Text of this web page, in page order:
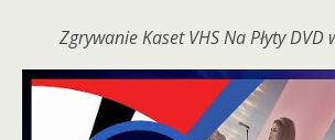
Zgrywanie Kaset VHS Na Płyty DVD